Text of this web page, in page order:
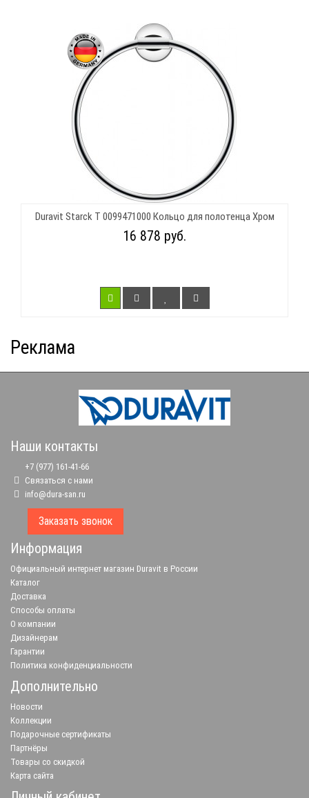
Duravit Starck T 0099471000 Кольцо для полотенца Хром
16 878 руб.
Реклама
Наши контакты
+7 (977) 161-41-66
Связаться с нами
info@dura-san.ru
Заказать звонок
Информация
Официальный интернет магазин Duravit в России
Каталог
Доставка
Способы оплаты
О компании
Дизайнерам
Гарантии
Политика конфиденциальности
Дополнительно
Новости
Коллекции
Подарочные сертификаты
Партнёры
Товары со скидкой
Карта сайта